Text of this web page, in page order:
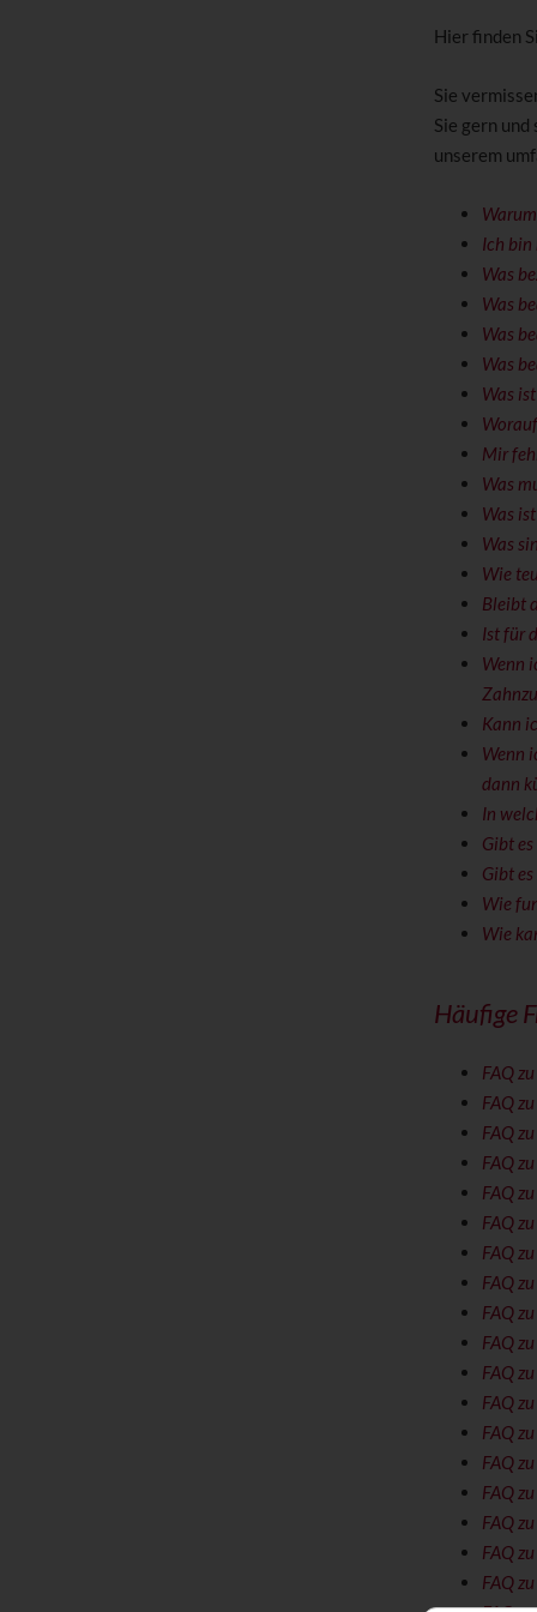
Hier finden
Sie
Sie gern
unserem
Ich bin
Was
Was
Was
Was
Was
Mir
Was
Was
Was
Wie
Bleibt
Ist für
Wenn
Kann
Wenn
dann
In
Gibt
Gibt
Wie
Wie
Häufige
FAQ
FAQ
FAQ
FAQ
FAQ
FAQ
FAQ
FAQ
FAQ
FAQ
FAQ
FAQ
FAQ
FAQ
FAQ
FAQ
FAQ
FAQ